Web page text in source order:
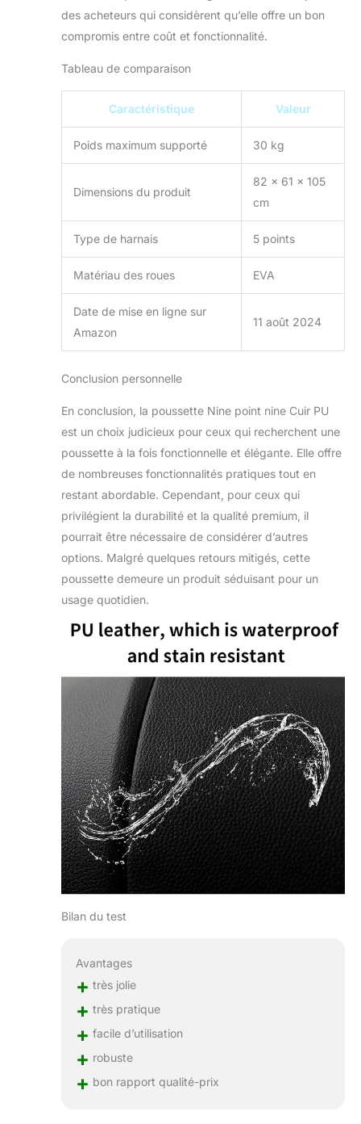
de poussette est à
la fois conforme et
expérience agréable
pour les parents et
le bébé. Améliore la
vision du bébé : la
poussette offre à
votre bébé une
son design
qui donne à bébé
monde qui
caractéristique
de votre bébé, mais
favorise également
une meilleure
circulation de l'air et
une meilleure
ventilation dans la
poussette, offrant
confort et bien-être
lors de longues
excursions ou de
promenades
agréables. Une
stable offre un
confort optimal : ce
lot complet de
poussettes 3 en 1
offre des
performances
optimales et est
équipé d'un
système avancé
d'amortissement
indépendant à
quatre roues. En
minimisant les
vibrations et les
chocs, ce lot de
poussette 3 en 1
offre à votre enfant
des acheteurs qui considèrent qu’elle offre un bon
compromis entre coût et fonctionnalité.
Tableau de comparaison
Caractéristique Valeur
Poids maximum supporté 30 kg
Dimensions du produit
82 x 61 x 105
cm
Type de harnais 5 points
Matériau des roues EVA
Date de mise en ligne sur
Amazon
11 août 2024
Conclusion personnelle
En conclusion, la poussette Nine point nine Cuir PU
est un choix judicieux pour ceux qui recherchent une
poussette à la fois fonctionnelle et élégante. Elle offre
de nombreuses fonctionnalités pratiques tout en
restant abordable. Cependant, pour ceux qui
privilégient la durabilité et la qualité premium, il
pourrait être nécessaire de considérer d’autres
options. Malgré quelques retours mitigés, cette
poussette demeure un produit séduisant pour un
usage quotidien.
Bilan du test
Avantages
+ très jolie
+ très pratique
+ facile d’utilisation
+ robuste
+ bon rapport qualité-prix